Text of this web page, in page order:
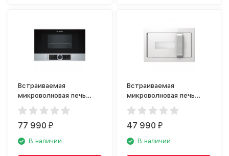
Встраиваемая
микроволновая печь
Bosch BEL 634GS1
77 990₽
В наличии
Встраиваемая
микроволновая печь
Gorenje BM 235 ORAW
47 990₽
В наличии